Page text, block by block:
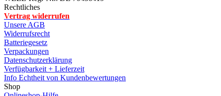
Rechtliches
Vertrag widerrufen
Unsere AGB
Widerrufsrecht
Batteriegesetz
Verpackungen
Datenschutzerklärung
Verfügbarkeit + Lieferzeit
Info Echtheit von Kundenbewertungen
Shop